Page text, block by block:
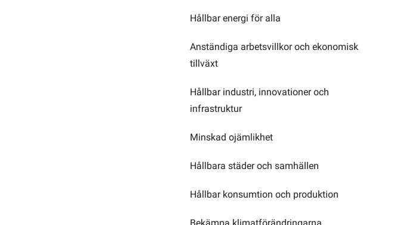
Hållbar energi för alla
Anständiga arbetsvillkor och ekonomisk
tillväxt
Hållbar industri, innovationer och
infrastruktur
Minskad ojämlikhet
Hållbara städer och samhällen
Hållbar konsumtion och produktion